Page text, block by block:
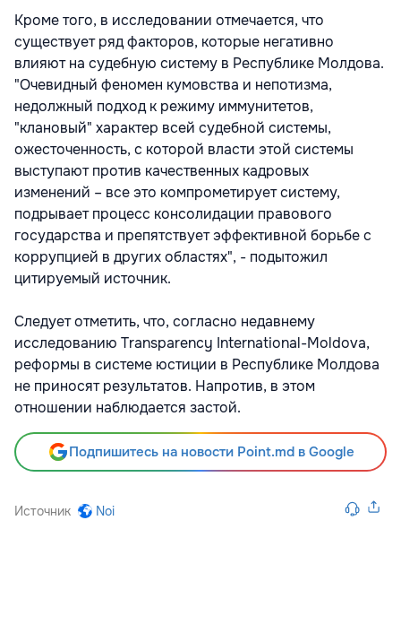
Кроме того, в исследовании отмечается, что
существует ряд факторов, которые негативно
влияют на судебную систему в Республике Молдова.
"Очевидный феномен кумовства и непотизма,
недолжный подход к режиму иммунитетов,
"клановый" характер всей судебной системы,
ожесточенность, с которой власти этой системы
выступают против качественных кадровых
изменений – все это компрометирует систему,
подрывает процесс консолидации правового
государства и препятствует эффективной борьбе с
коррупцией в других областях", - подытожил
цитируемый источник.
Следует отметить, что, согласно недавнему
исследованию Transparency International-Moldova,
реформы в системе юстиции в Республике Молдова
не приносят результатов. Напротив, в этом
отношении наблюдается застой.
Подпишитесь на новости Point.md в Google
Источник Noi